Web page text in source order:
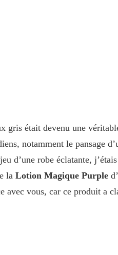
gris était devenu une
notamment le pansage
d’une robe éclatante,
la Lotion Magique Purple
avec vous, car ce produit a